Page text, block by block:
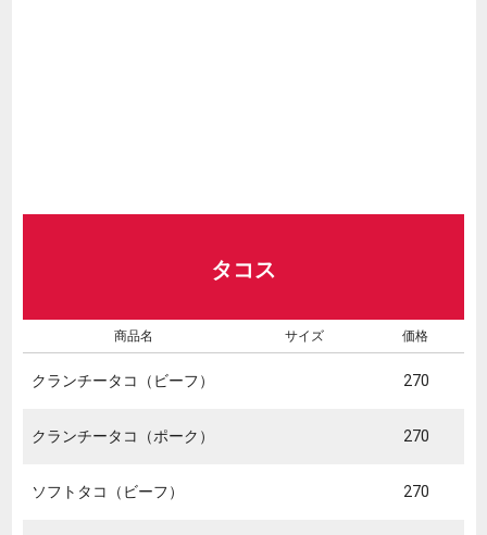
タコス
商品名 サイズ 価格
クランチータコ（ビーフ） 270
クランチータコ（ポーク） 270
ソフトタコ（ビーフ） 270